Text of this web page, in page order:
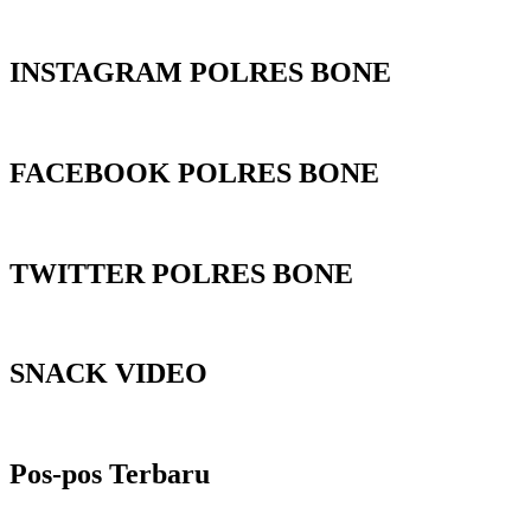
INSTAGRAM POLRES BONE
FACEBOOK POLRES BONE
TWITTER POLRES BONE
SNACK VIDEO
Pos-pos Terbaru